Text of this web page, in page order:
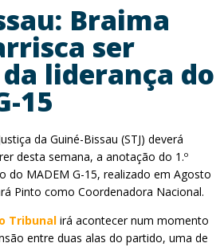
Braima
ser
liderança do
15
da Guiné-Bissau (STJ) deverá
desta semana, a anotação do 1.º
do MADEM G-15, realizado em Agosto
Pinto como Coordenadora Nacional.
Tribunal irá acontecer num momento
entre duas alas do partido, uma de